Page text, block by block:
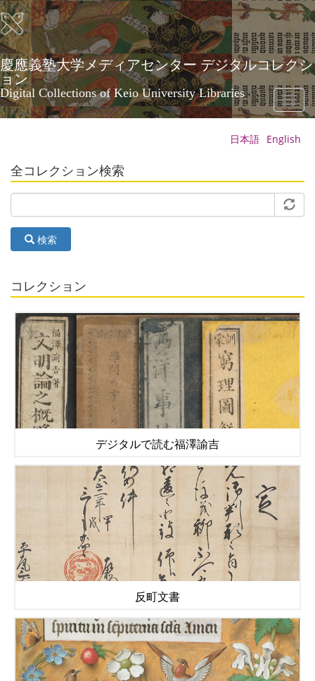
メ
イ
ン
コ
ン
テ
ン
ツ
に
慶應義塾大学メディアセンター デジタルコレクシ
ョン
Digital Collections of Keio University Libraries
Toggle
日本語 English
全コレクション検索
検索
コレクション
デジタルで読む福澤諭吉
反町文書